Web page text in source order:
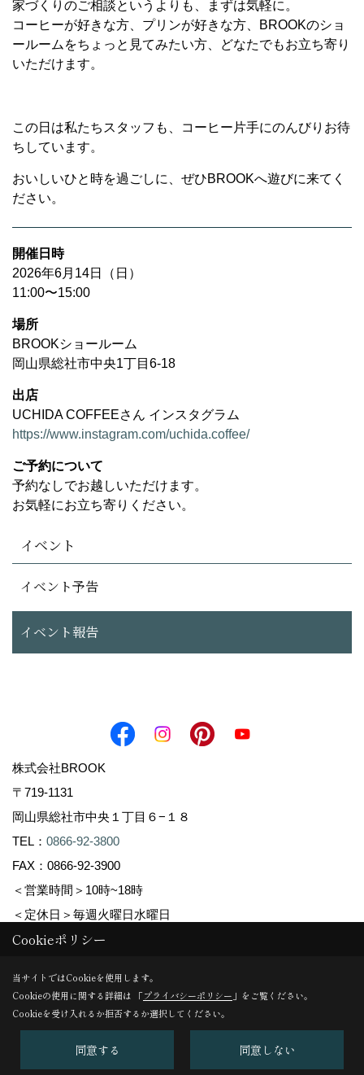
家づくりのご相談というよりも、まずは気軽に。
コーヒーが好きな方、プリンが好きな方、BROOKのショ
ールームをちょっと見てみたい方、どなたでもお立ち寄り
いただけます。
この日は私たちスタッフも、コーヒー片手にのんびりお待
ちしています。
おいしいひと時を過ごしに、ぜひBROOKへ遊びに来てく
ださい。
開催日時
2026年6月14日（日）
11:00〜15:00
場所
BROOKショールーム
岡山県総社市中央1丁目6-18
出店
UCHIDA COFFEEさん インスタグラム
https://www.instagram.com/uchida.coffee/
ご予約について
予約なしでお越しいただけます。
お気軽にお立ち寄りください。
イベント
イベント予告
イベント報告
株式会社BROOK
〒719-1131
岡山県総社市中央１丁目６−１８
TEL： 0866-92-3800
FAX：0866-92-3900
＜営業時間＞10時~18時
＜定休日＞毎週火曜日水曜日
Copyright (c) 株式会社BROOK. All Rights Reserved.
Produced byゴデスクリエイト
Cookieポリシー
当サイトではCookieを使用します。
Cookieの使用に関する詳細は 「プライバシーポリシー 」をご覧ください。
Cookieを受け入れるか拒否するか選択してください。
同意する 同意しない